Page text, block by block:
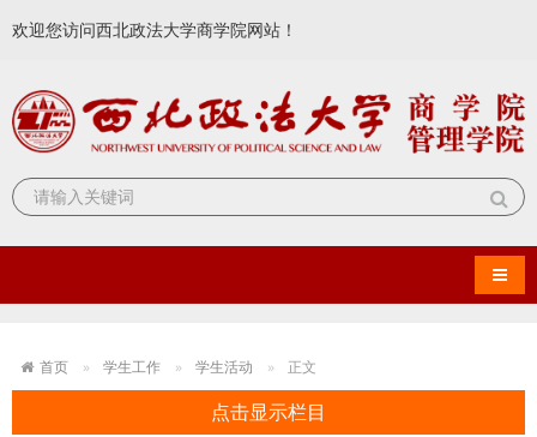
欢迎您访问西北政法大学商学院网站！
导航
首页 学生工作 学生活动 正文
点击显示栏目